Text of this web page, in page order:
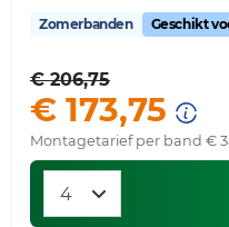
Zomerbanden Geschikt
€ 206,75
€ 173,75
Montagetarief per band €